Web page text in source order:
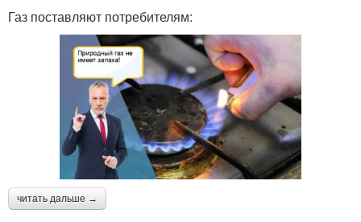
Газ поставляют потребителям:
читать дальше →